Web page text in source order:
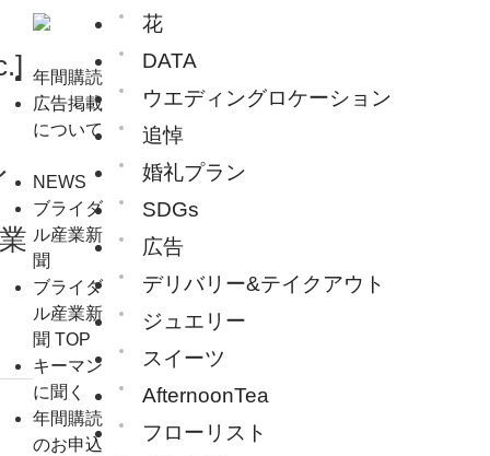
花
DATA
ウエディングロケーション
追悼
婚礼プラン
SDGs
広告
デリバリー&テイクアウト
ジュエリー
スイーツ
AfternoonTea
フローリスト
年間購読
広告掲載
について
NEWS
ブライダ
ル産業新
聞
ブライダ
ル産業新
聞 TOP
キーマン
に聞く
年間購読
のお申込